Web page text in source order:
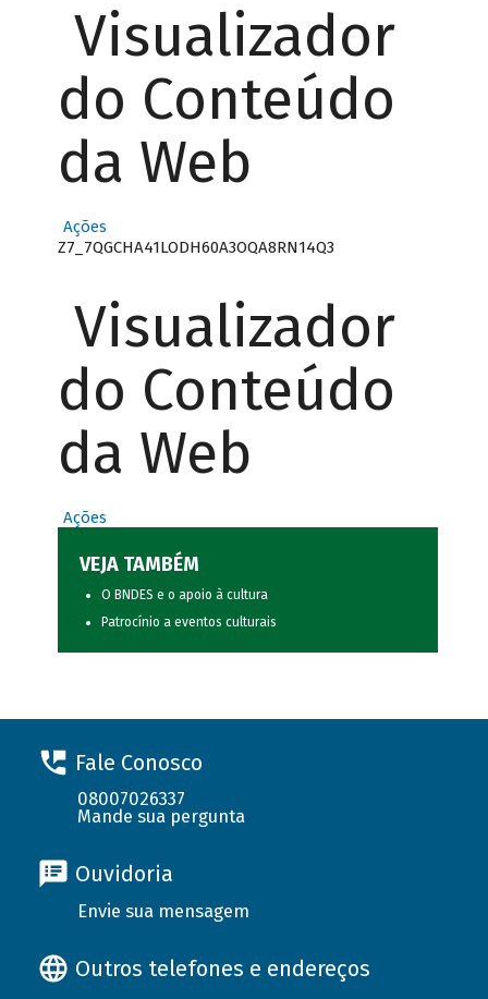
Visualizador
do Conteúdo
da Web
Ações
Z7_7QGCHA41LODH60A3OQA8RN14Q3
Visualizador
do Conteúdo
da Web
Ações
VEJA TAMBÉM
O BNDES e o apoio à cultura
Patrocínio a eventos culturais
Fale Conosco
08007026337
Mande sua pergunta
Ouvidoria
Envie sua mensagem
Outros telefones e endereços